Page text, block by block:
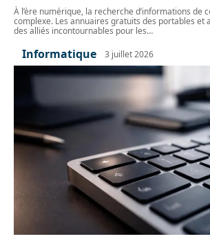
À l’ère numérique, la recherche d’informations de
complexe. Les annuaires gratuits des portables et
des alliés incontournables pour les…
Informatique 3 juillet 2026